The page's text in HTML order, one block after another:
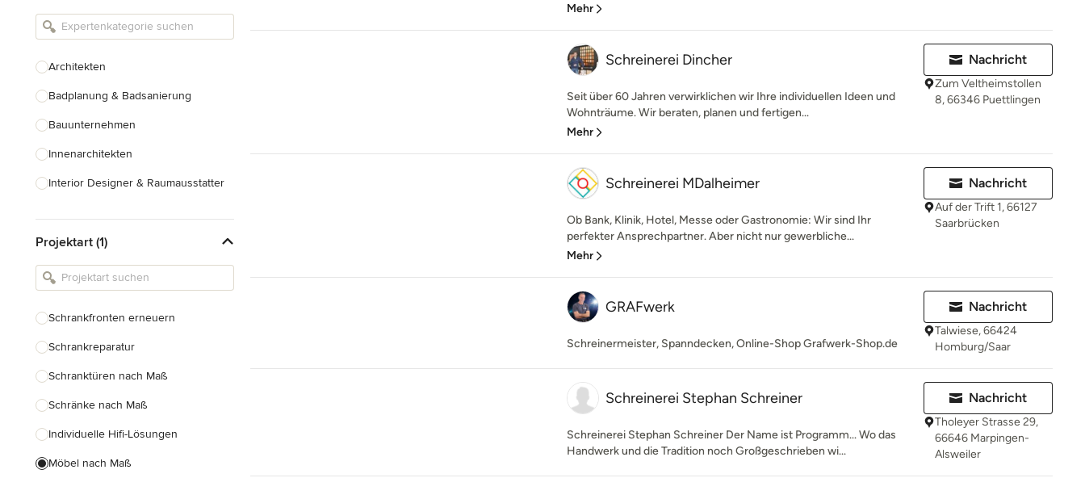
Architekten
Badplanung & Badsanierung
Bauunternehmen
Innenarchitekten
Interior Designer & Raumausstatter
Landschaftsarchitekten
Armaturen & Sanitärbedarf
Projektart (1)
Schrankfronten erneuern
Schrankreparatur
Schranktüren nach Maß
Schränke nach Maß
Individuelle Hifi-Lösungen
Möbel nach Maß
Mehr
Schreinerei Dincher
Seit über 60 Jahren verwirklichen wir Ihre individuellen Ideen und
Wohnträume. Wir beraten, planen und fertigen...
Mehr
Nachricht
Zum Veltheimstollen
8, 66346 Puettlingen
Schreinerei MDalheimer
Ob Bank, Klinik, Hotel, Messe oder Gastronomie: Wir sind Ihr
perfekter Ansprechpartner. Aber nicht nur gewerbliche...
Mehr
Nachricht
Auf der Trift 1, 66127
Saarbrücken
GRAFwerk
Schreinermeister, Spanndecken, Online-Shop Grafwerk-Shop.de
Nachricht
Talwiese, 66424
Homburg/Saar
Schreinerei Stephan Schreiner
Schreinerei Stephan Schreiner Der Name ist Programm... Wo das
Handwerk und die Tradition noch Großgeschrieben wi...
Nachricht
Tholeyer Strasse 29,
66646 Marpingen-
Alsweiler